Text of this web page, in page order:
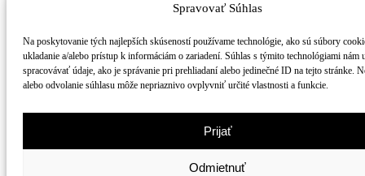
Spravovať Súhlas
Na poskytovanie tých najlepších skúseností používame technológie, ako sú súbory
ukladanie a/alebo prístup k informáciám o zariadení. Súhlas s týmito technológiami nám
spracovávať údaje, ako je správanie pri prehliadaní alebo jedinečné ID na tejto stránke.
alebo odvolanie súhlasu môže nepriaznivo ovplyvniť určité vlastnosti a funkcie.
Prijať
Odmietnuť